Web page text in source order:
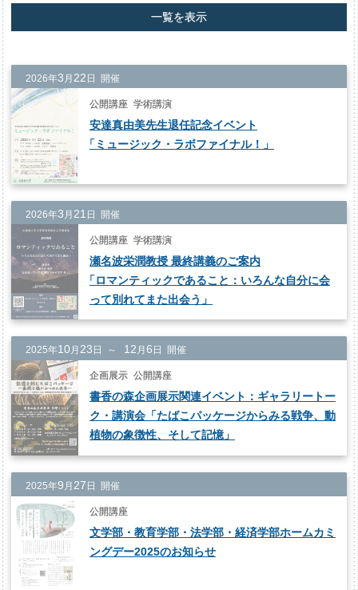
一覧を表示
2026年3 月 22 日 開催
公開講座 学術講演
安達真由美先生退任記念イベント
「 ミュージック・ラボファイナル！」
2026年3 月 21 日 開催
公開講座 学術講演
瀬名波栄潤教授 最終講義のご案内
「ロマンティックであること：いろんな自分に会
って別れてまた出会う」
2025年10月 23 日 ～ 12 月 6 日 開催
企画展示 公開講座
書香の森企画展示関連イベント：ギャラリートー
ク・講演会「たばこパッケージからみる戦争、動
植物の象徴性、そして記憶」
2025年9 月 27 日 開催
公開講座
文学部・教育学部・法学部・経済学部ホームカミ
ングデー2025のお知らせ